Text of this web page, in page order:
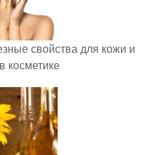
свойства для кожи и
косметике